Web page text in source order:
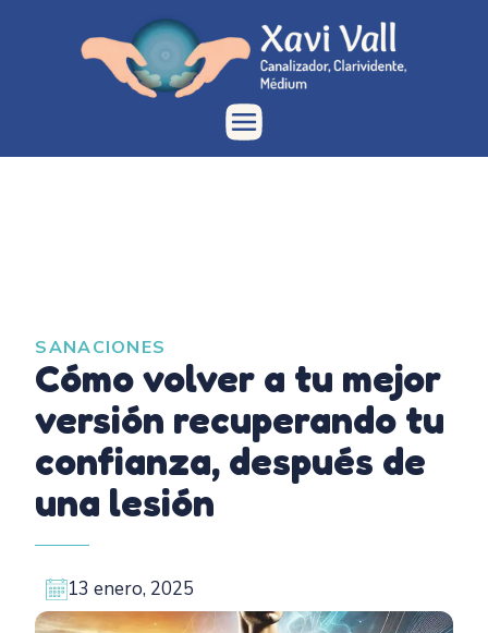
SANACIONES
Cómo volver a tu mejor
versión recuperando tu
confianza, después de
una lesión
13 enero, 2025